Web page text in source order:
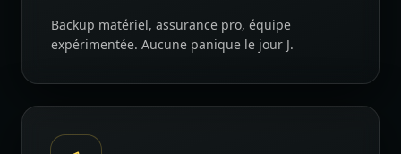
Backup matériel, assurance pro, équipe
expérimentée. Aucune panique le jour J.